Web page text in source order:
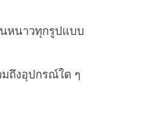
นาวทุกรูปแบบ
งอุปกรณ์ใด ๆ